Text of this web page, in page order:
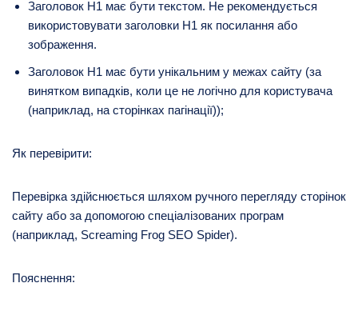
Заголовок H1 має бути текстом. Не рекомендується
використовувати заголовки H1 як посилання або
зображення.
Заголовок H1 має бути унікальним у межах сайту (за
винятком випадків, коли це не логічно для користувача
(наприклад, на сторінках пагінації));
Як перевірити:
Перевірка здійснюється шляхом ручного перегляду сторінок
сайту або за допомогою спеціалізованих програм
(наприклад, Screaming Frog SEO Spider).
Пояснення: